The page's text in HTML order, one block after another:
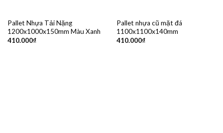
Pallet Nhựa Tải Nặng
1200x1000x150mm Màu Xanh
410.000₫
Pallet nhựa cũ mặt đá
1100x1100x140mm
410.000₫